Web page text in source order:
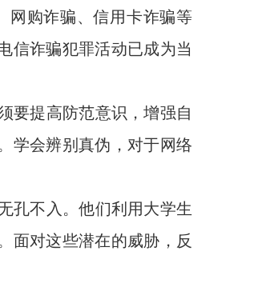
购诈骗、信用卡诈骗等
信诈骗犯罪活动已成为当
提高防范意识，增强自
学会辨别真伪，对于网络
不入。他们利用大学生
面对这些潜在的威胁，反